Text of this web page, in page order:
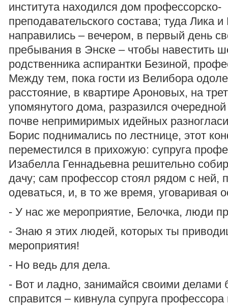
института находился дом профессорско-
преподавательского состава; туда Лика и
направились – вечером, в первый день
пребывания в Энске – чтобы навестить
родственника аспирантки Безиной,
Между тем, пока гости из Велибора
расстояние, в квартире Ароновых, на
упомянутого дома, разразился
почве непримиримых идейных
Борис поднимались по лестнице, этот
переместился в прихожую: супруга
Изабелла Геннадьевна решительно
дачу; сам профессор стоял рядом с ней,
одеваться, и, в то же время, уговаривая
- У нас же мероприятие, Белочка, люди
- Знаю я этих людей, которых ты
мероприятия!
- Но ведь для дела.
- Вот и ладно, занимайся своими
справится – кивнула супруга профессора